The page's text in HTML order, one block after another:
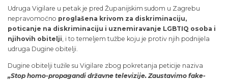
Udruga Vigilare u petak je pred Županijskim sudom u Zagrebu
nepravomoćno proglašena krivom za diskriminaciju,
poticanje na diskriminaciju i uznemiravanje LGBTIQ osoba i
njihovih obitelji , i to temeljem tužbe koju je protiv njih podnijela
udruga Dugine obitelji.
Dugine obitelji tužile su Vigilare zbog pokretanja peticije naziva
„Stop homo-propagandi državne televizije. Zaustavimo fake-